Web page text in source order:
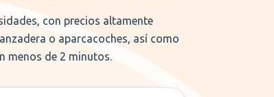
con precios altamente
o aparcacoches, así como
menos de 2 minutos.